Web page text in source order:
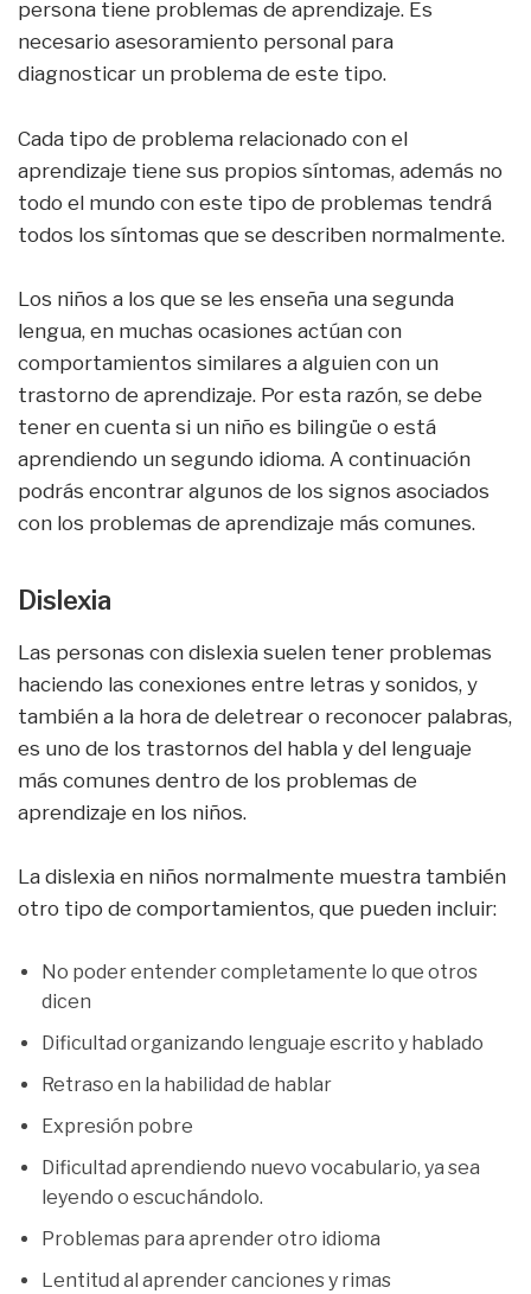
persona tiene problemas de aprendizaje. Es
necesario asesoramiento personal para
diagnosticar un problema de este tipo.
Cada tipo de problema relacionado con el
aprendizaje tiene sus propios síntomas, además no
todo el mundo con este tipo de problemas tendrá
todos los síntomas que se describen normalmente.
Los niños a los que se les enseña una segunda
lengua, en muchas ocasiones actúan con
comportamientos similares a alguien con un
trastorno de aprendizaje. Por esta razón, se debe
tener en cuenta si un niño es bilingüe o está
aprendiendo un segundo idioma. A continuación
podrás encontrar algunos de los signos asociados
con los problemas de aprendizaje más comunes.
Dislexia
Las personas con dislexia suelen tener problemas
haciendo las conexiones entre letras y sonidos, y
también a la hora de deletrear o reconocer palabras,
es uno de los trastornos del habla y del lenguaje
más comunes dentro de los problemas de
aprendizaje en los niños.
La dislexia en niños normalmente muestra también
otro tipo de comportamientos, que pueden incluir:
No poder entender completamente lo que otros
dicen
Dificultad organizando lenguaje escrito y hablado
Retraso en la habilidad de hablar
Expresión pobre
Dificultad aprendiendo nuevo vocabulario, ya sea
leyendo o escuchándolo.
Problemas para aprender otro idioma
Lentitud al aprender canciones y rimas